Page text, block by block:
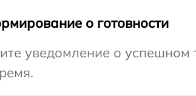
о готовности
уведомление о успешном